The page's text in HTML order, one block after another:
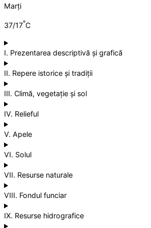
Marți
37/17°C
I. Prezentarea descriptivă și grafică
II. Repere istorice și tradiții
III. Climă, vegetație și sol
IV. Relieful
V. Apele
VI. Solul
VII. Resurse naturale
VIII. Fondul funciar
IX. Resurse hidrografice